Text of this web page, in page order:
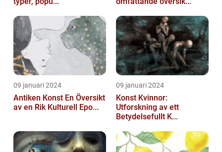
09 januari 2024
Antiken Konst En Översikt
av en Rik Kulturell Epo...
09 januari 2024
Konst Kvinnor:
Utforskning av ett
Betydelsefullt K...